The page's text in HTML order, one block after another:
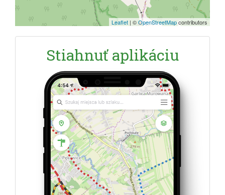
Leaflet | ©OpenStreetMapcontributors
Stiahnuť aplikáciu